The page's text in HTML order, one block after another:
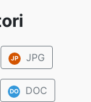
JP JPG
DO DOC